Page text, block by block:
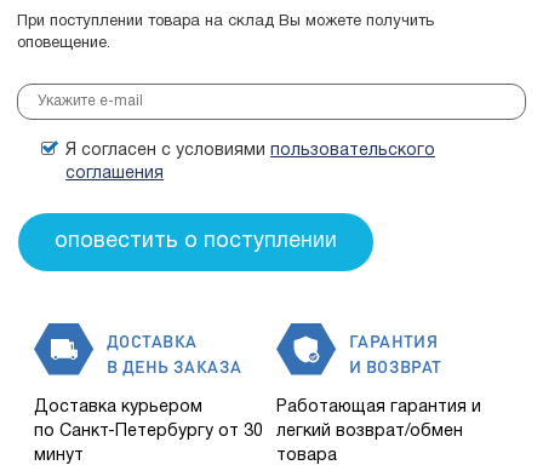
При поступлении товара на склад Вы можете получить
оповещение.
Я согласен с условиями пользовательского
соглашения
ДОСТАВКА
В ДЕНЬ ЗАКАЗА
Доставка курьером
по Санкт-Петербургу от 30
минут
ГАРАНТИЯ
И ВОЗВРАТ
Работающая гарантия и
легкий возврат/обмен
товара